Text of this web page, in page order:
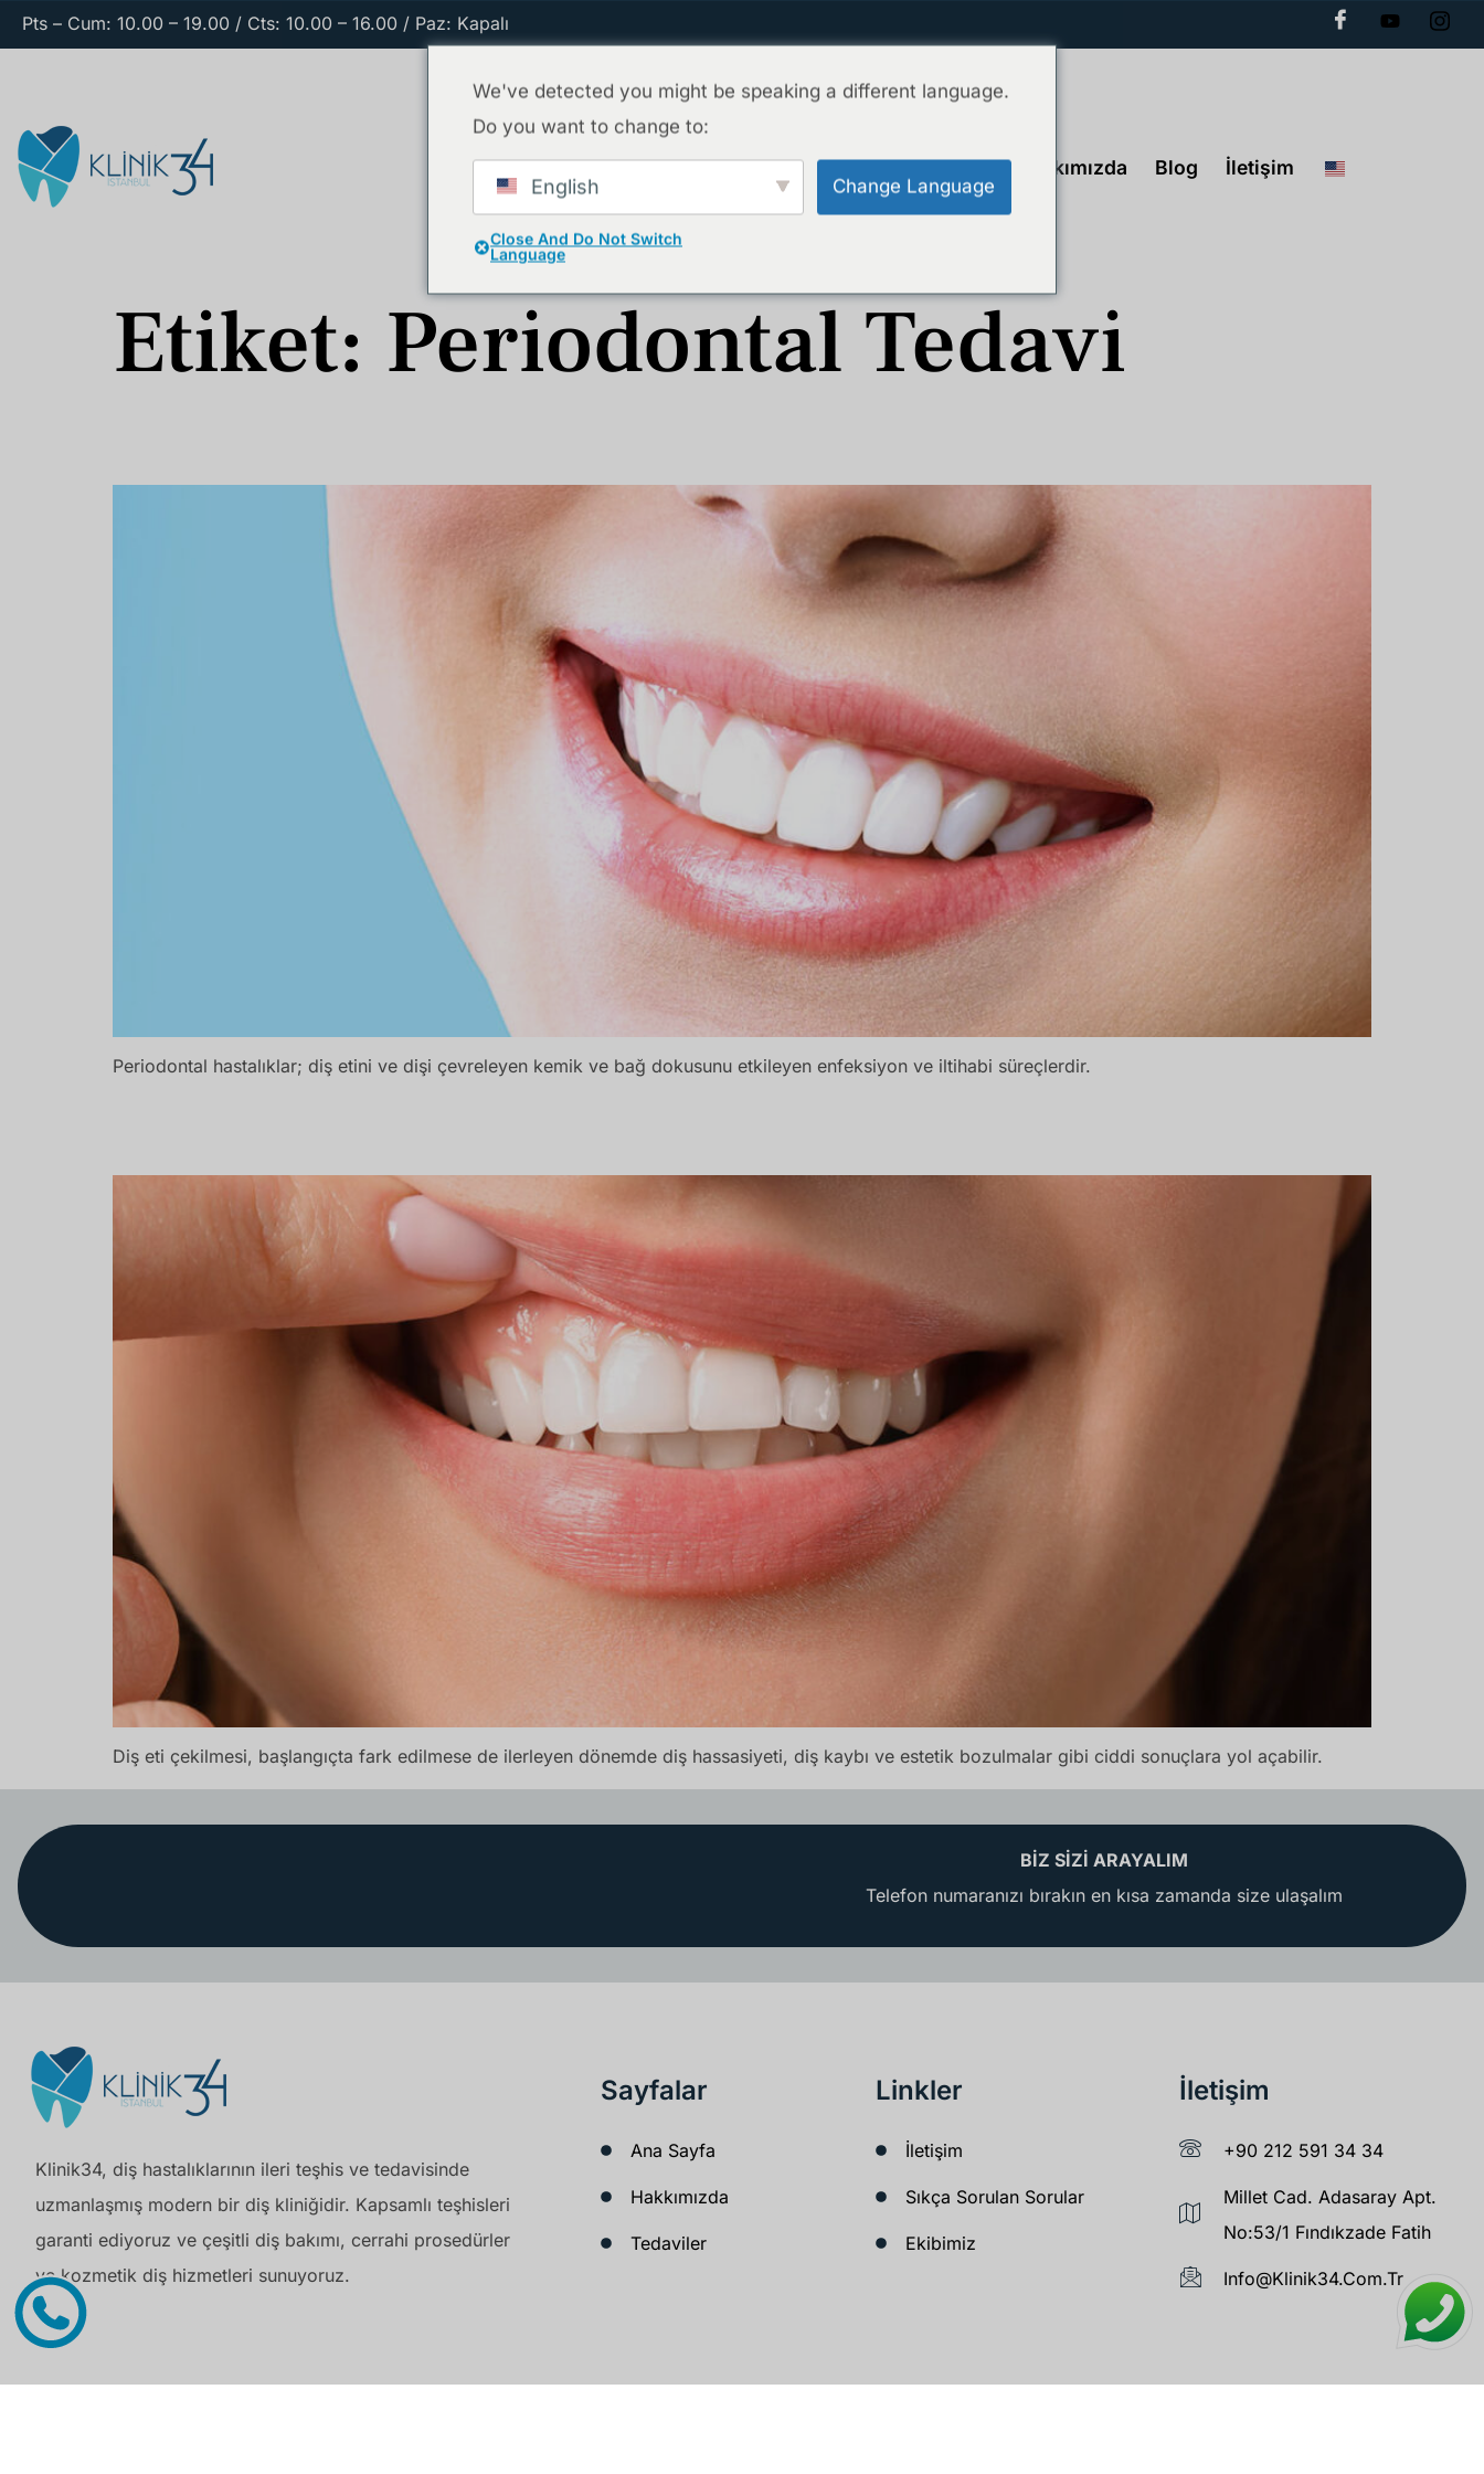
Pts – Cum: 10.00 – 19.00 / Cts: 10.00 – 16.00 / Paz: Kapalı
Ana Sayfa Tedavilerimiz Ekibimiz Hakkımızda Blog İletişim
Etiket: Periodontal Tedavi
Periodontal hastalıklar; diş etini ve dişi çevreleyen kemik ve bağ dokusunu etkileyen enfeksiyon ve iltihabi süreçlerdir.
Diş eti çekilmesi, başlangıçta fark edilmese de ilerleyen dönemde diş hassasiyeti, diş kaybı ve estetik bozulmalar gibi ciddi sonuçlara yol açabilir.
BİZ SİZİ ARAYALIM
Telefon numaranızı bırakın en kısa zamanda size ulaşalım
Klinik34, diş hastalıklarının ileri teşhis ve tedavisinde
uzmanlaşmış modern bir diş kliniğidir. Kapsamlı teşhisleri
garanti ediyoruz ve çeşitli diş bakımı, cerrahi prosedürler
ve kozmetik diş hizmetleri sunuyoruz.
Sayfalar
Ana Sayfa
Hakkımızda
Tedaviler
Linkler
İletişim
Sıkça Sorulan Sorular
Ekibimiz
İletişim
+90 212 591 34 34
Millet Cad. Adasaray Apt.
No:53/1 Fındıkzade Fatih
Info@klinik34.com.tr
We've detected you might be speaking a different language.
Do you want to change to:
English Change Language
Close And Do Not Switch
Language